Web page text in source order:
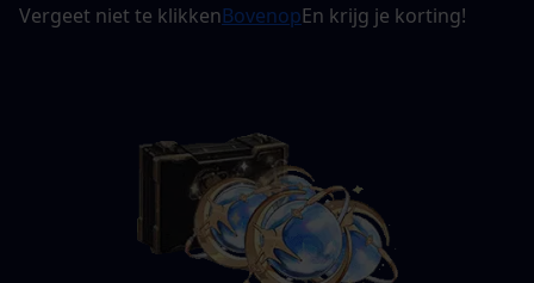
Vergeet niet te klikkenBovenopEn krijg je korting!